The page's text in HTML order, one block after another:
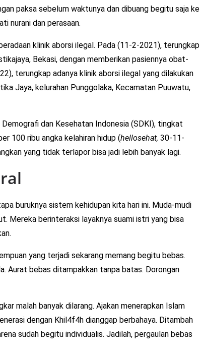
paksa sebelum waktunya dan dibuang begitu saja ke
nurani dan perasaan.
klinik aborsi ilegal. Pada (11-2-2021), terungkap
Bekasi, dengan memberikan pasiennya obat-
terungkap adanya klinik aborsi ilegal yang dilakukan
Jaya, kelurahan Punggolaka, Kecamatan Puuwatu,
dan Kesehatan Indonesia (SDKI), tingkat
100 ribu angka kelahiran hidup (hellosehat, 30-11-
yang tidak terlapor bisa jadi lebih banyak lagi.
buruknya sistem kehidupan kita hari ini. Muda-mudi
Mereka berinteraksi layaknya suami istri yang bisa
yang terjadi sekarang memang begitu bebas.
Aurat bebas ditampakkan tanpa batas. Dorongan
malah banyak dilarang. Ajakan menerapkan Islam
dengan Khil4f4h dianggap berbahaya. Ditambah
sudah begitu individualis. Jadilah, pergaulan bebas